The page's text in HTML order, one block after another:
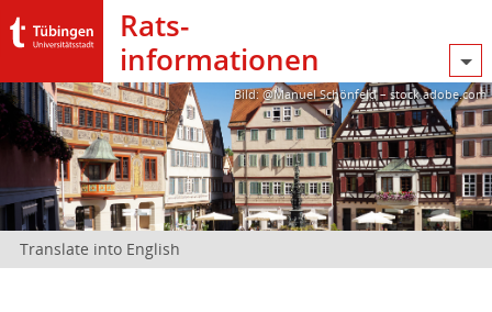
Rats­
informationen
Bild: @Manuel Schönfeld – stock.adobe.com
Translate into English